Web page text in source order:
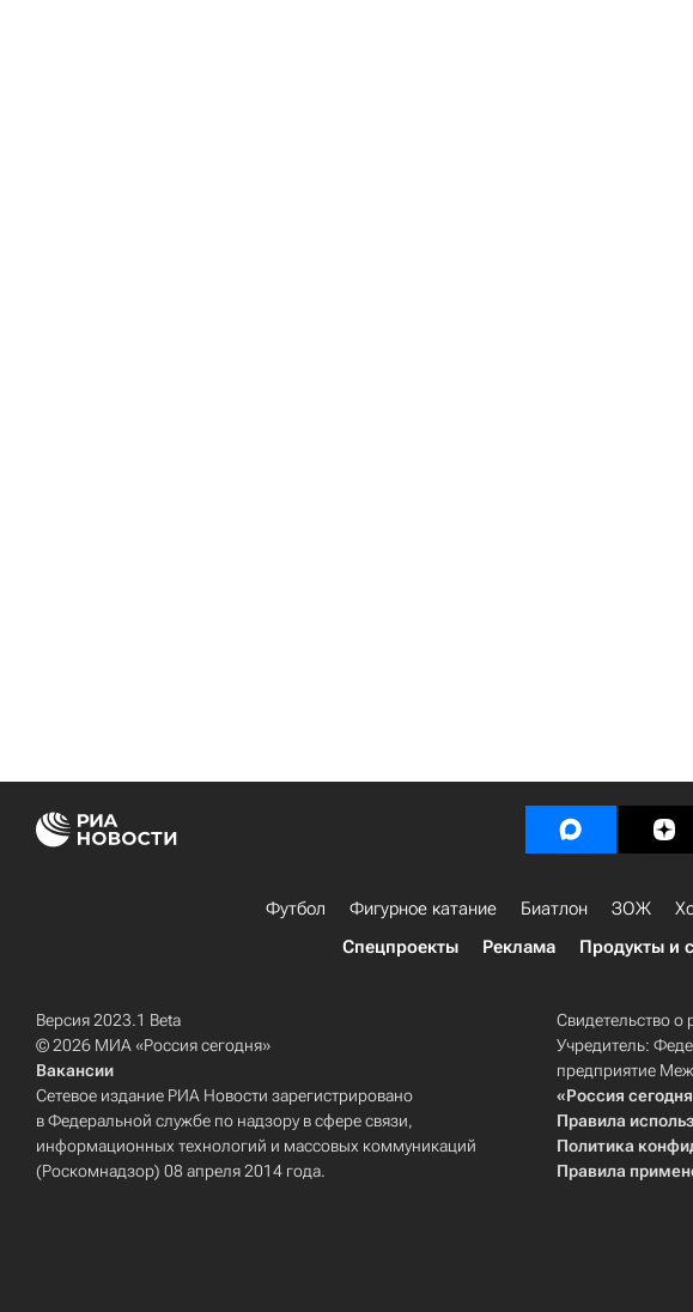
Футбол Фигурное катание Биатлон ЗОЖ
Спецпроекты
Реклама Продукты и
Версия 2023.1 Beta
© 2026 МИА «Россия сегодня»
Вакансии
Сетевое издание РИА Новости зарегистрировано
в Федеральной службе по надзору в сфере связи,
информационных технологий и массовых коммуникаций
(Роскомнадзор) 08 апреля 2014 года.
Свидетельство
Учредитель:
предприятие
«Россия
Правила
Политика
Правила